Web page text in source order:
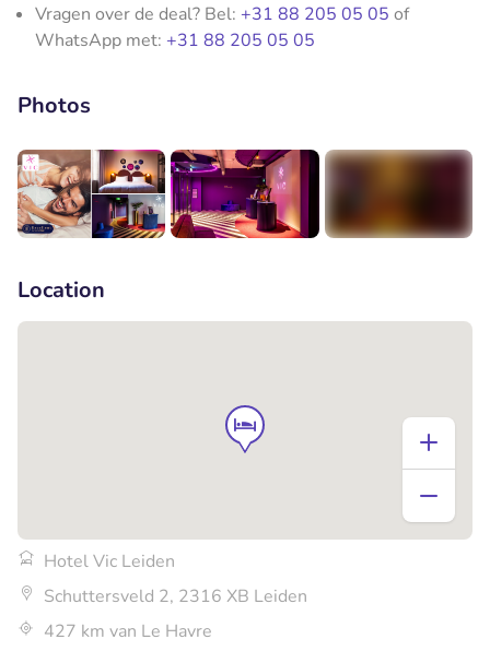
Vragen over de deal? Bel: +31 88 205 05 05 of
WhatsApp met: +31 88 205 05 05
Photos
Location
Hotel Vic Leiden
Schuttersveld 2, 2316 XB Leiden
427 km van Le Havre